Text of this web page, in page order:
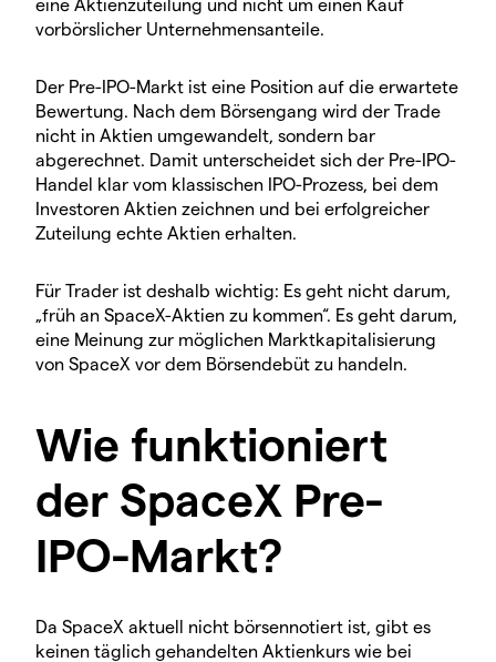
vorbörslicher Unternehmensanteile.
Der Pre-IPO-Markt ist eine Position auf die erwartete
Bewertung. Nach dem Börsengang wird der Trade
nicht in Aktien umgewandelt, sondern bar
abgerechnet. Damit unterscheidet sich der Pre-IPO-
Handel klar vom klassischen IPO-Prozess, bei dem
Investoren Aktien zeichnen und bei erfolgreicher
Zuteilung echte Aktien erhalten.
Für Trader ist deshalb wichtig: Es geht nicht darum,
„früh an SpaceX-Aktien zu kommen“. Es geht darum,
eine Meinung zur möglichen Marktkapitalisierung
von SpaceX vor dem Börsendebüt zu handeln.
Wie funktioniert
der SpaceX Pre-
IPO-Markt?
Da SpaceX aktuell nicht börsennotiert ist, gibt es
keinen täglich gehandelten Aktienkurs wie bei